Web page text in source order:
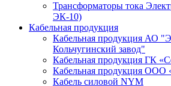
Трансформаторы тока
ЭК-10)
Кабельная продукция
Кабельная продукция АО
Кольчугинский завод"
Кабельная продукция ГК
Кабельная продукция ООО
Кабель силовой NYM